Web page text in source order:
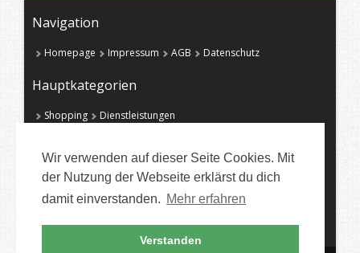
Wir verwenden auf dieser Seite Cookies. Mit
der Nutzung der Webseite erklärst du dich
damit einverstanden. Mehr erfahren
Verstanden
Navigation
Homepage Impressum AGB Datenschutz
Hauptkategorien
Shopping
Dienstleistungen